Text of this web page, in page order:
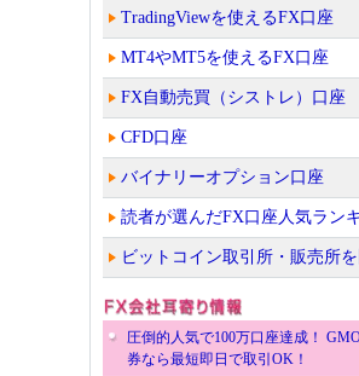
TradingViewを使えるFX口座
MT4やMT5を使えるFX口座
FX自動売買（シストレ）口座
CFD口座
バイナリーオプション口座
読者が選んだFX口座人気ラン
ビットコイン取引所・販売所
圧倒的人気で100万口座達成！
券なら最短即日で取引OK！